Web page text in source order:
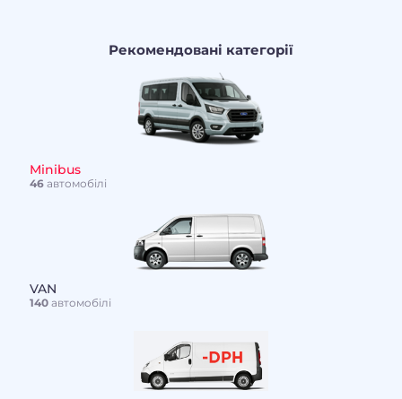
Рекомендовані категорії
Minibus
46автомобілі
VAN
140автомобілі